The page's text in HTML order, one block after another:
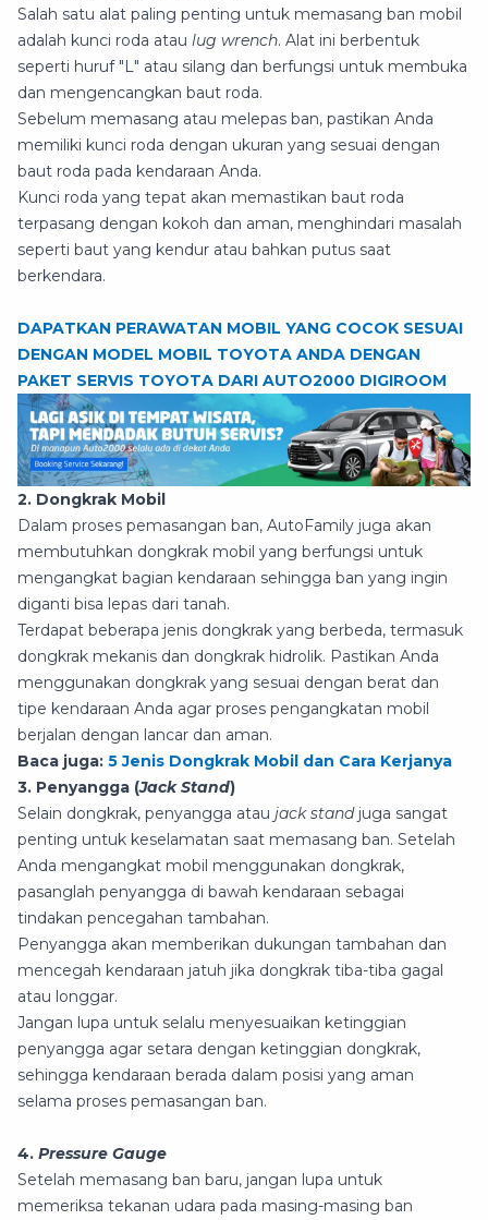
Salah satu alat paling penting untuk memasang ban mobil
adalah kunci roda atau lug wrench. Alat ini berbentuk
seperti huruf "L" atau silang dan berfungsi untuk membuka
dan mengencangkan baut roda.
Sebelum memasang atau melepas ban, pastikan Anda
memiliki kunci roda dengan ukuran yang sesuai dengan
baut roda pada kendaraan Anda.
Kunci roda yang tepat akan memastikan baut roda
terpasang dengan kokoh dan aman, menghindari masalah
seperti baut yang kendur atau bahkan putus saat
berkendara.
DAPATKAN PERAWATAN MOBIL YANG COCOK SESUAI
DENGAN MODEL MOBIL TOYOTA ANDA DENGAN
PAKET SERVIS TOYOTA DARI AUTO2000 DIGIROOM
2. Dongkrak Mobil
Dalam proses pemasangan ban, AutoFamily juga akan
membutuhkan dongkrak mobil yang berfungsi untuk
mengangkat bagian kendaraan sehingga ban yang ingin
diganti bisa lepas dari tanah.
Terdapat beberapa jenis dongkrak yang berbeda, termasuk
dongkrak mekanis dan dongkrak hidrolik. Pastikan Anda
menggunakan dongkrak yang sesuai dengan berat dan
tipe kendaraan Anda agar proses pengangkatan mobil
berjalan dengan lancar dan aman.
Baca juga: 5 Jenis Dongkrak Mobil dan Cara Kerjanya
3. Penyangga (Jack Stand)
Selain dongkrak, penyangga atau jack standjuga sangat
penting untuk keselamatan saat memasang ban. Setelah
Anda mengangkat mobil menggunakan dongkrak,
pasanglah penyangga di bawah kendaraan sebagai
tindakan pencegahan tambahan.
Penyangga akan memberikan dukungan tambahan dan
mencegah kendaraan jatuh jika dongkrak tiba-tiba gagal
atau longgar.
Jangan lupa untuk selalu menyesuaikan ketinggian
penyangga agar setara dengan ketinggian dongkrak,
sehingga kendaraan berada dalam posisi yang aman
selama proses pemasangan ban.
4. Pressure Gauge
Setelah memasang ban baru, jangan lupa untuk
memeriksa tekanan udara pada masing-masing ban